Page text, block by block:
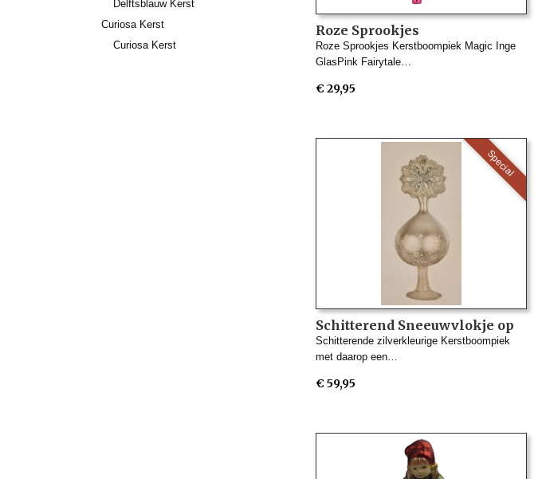
Delftsblauw Kerst
Curiosa Kerst
Curiosa Kerst
Roze Sprookjes
Kerstboompiek Magic Inge
Glas
Roze Sprookjes Kerstboompiek Magic Inge
GlasPink Fairytale…
€ 29,95
Special
Schitterend Sneeuwvlokje op
glazen Kerstboompiek van
Inge Glas
Schitterende zilverkleurige Kerstboompiek
met daarop een…
€ 59,95